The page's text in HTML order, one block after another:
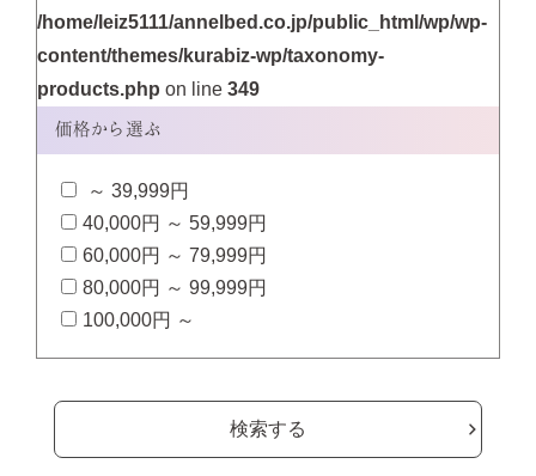
/home/leiz5111/annelbed.co.jp/public_html/wp/wp-
content/themes/kurabiz-wp/taxonomy-
products.php on line 349
価格から選ぶ
～ 39,999円
40,000円 ～ 59,999円
60,000円 ～ 79,999円
80,000円 ～ 99,999円
100,000円 ～
検索する